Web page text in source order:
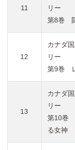
11
リー
第8巻
12
カナダ
リー
第9巻
13
カナダ
リー
第10巻
る女神